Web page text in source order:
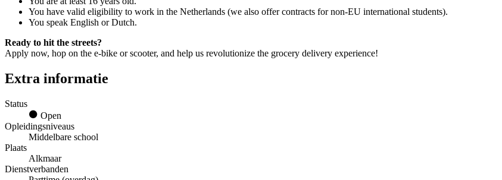
You have valid eligibility to work in the Netherlands (we also offer contracts for non-EU international students).
You speak English or Dutch.
Ready to hit the streets?
Apply now, hop on the e-bike or scooter, and help us revolutionize the grocery delivery experience!
Extra informatie
Status
Open
Opleidingsniveaus
Middelbare school
Plaats
Alkmaar
Dienstverbanden